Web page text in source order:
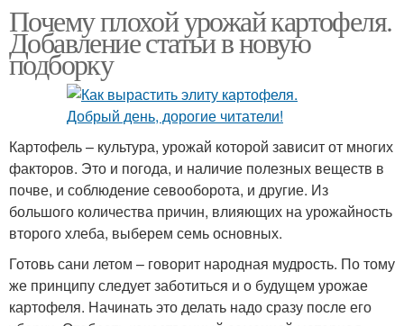
Почему плохой урожай картофеля.
Добавление статьи в новую
подборку
Картофель – культура, урожай которой зависит от многих
факторов. Это и погода, и наличие полезных веществ в
почве, и соблюдение севооборота, и другие. Из
большого количества причин, влияющих на урожайность
второго хлеба, выберем семь основных.
Готовь сани летом – говорит народная мудрость. По тому
же принципу следует заботиться и о будущем урожае
картофеля. Начинать это делать надо сразу после его